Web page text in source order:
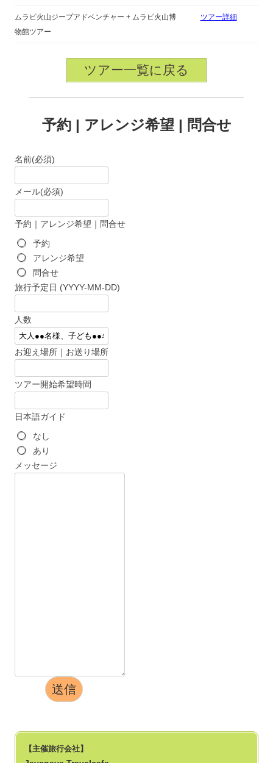
ムラピ火山ジープアドベンチャー + ムラピ火山博
物館ツアー
ツアー詳細
ツアー一覧に戻る
予約 | アレンジ希望 | 問合せ
名前(必須)
メール(必須)
予約｜アレンジ希望｜問合せ
予約
アレンジ希望
問合せ
旅行予定日 (YYYY-MM-DD)
人数
お迎え場所｜お送り場所
ツアー開始希望時間
日本語ガイド
なし
あり
メッセージ
送信
【主催旅行会社】